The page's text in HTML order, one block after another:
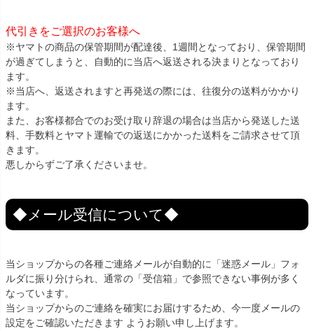
代引きをご選択のお客様へ
※ヤマトの商品の保管期間が配達後、1週間となっており、保管期間
が過ぎてしまうと、自動的に当店へ返送される決まりとなっており
ます。
※当店へ、返送されますと再発送の際には、往復分の送料がかかり
ます。
また、お客様都合でのお受け取り辞退の場合は当店から発送した送
料、手数料とヤマト運輸での返送にかかった送料をご請求させて頂
きます。
悪しからずご了承くださいませ。
◆メール受信について◆
当ショップからの各種ご連絡メールが自動的に「迷惑メール」フォ
ルダに振り分けられ、通常の「受信箱」で参照できない事例が多く
なっています。
当ショップからのご連絡を確実にお届けするため、今一度メールの
設定をご確認いただきます ようお願い申し上げます。